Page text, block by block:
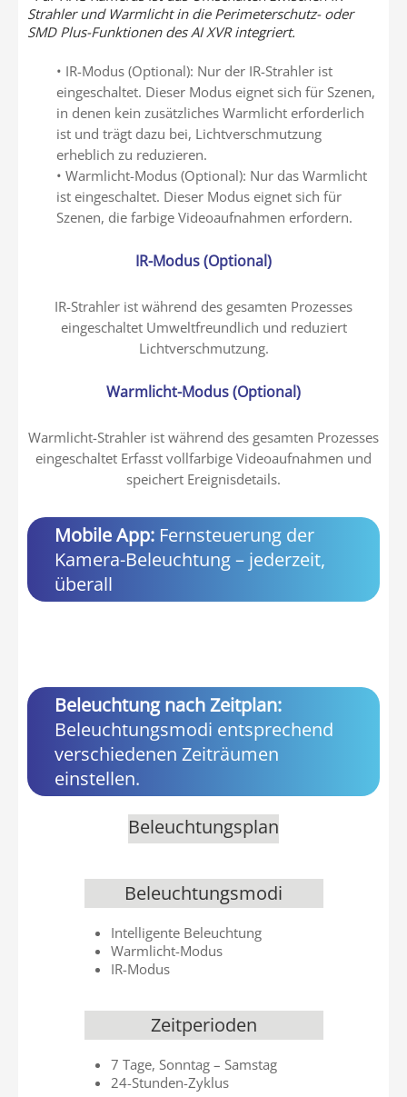
Strahler und Warmlicht in die Perimeterschutz- oder
SMD Plus-Funktionen des AI XVR integriert.
• IR-Modus (Optional): Nur der IR-Strahler ist
eingeschaltet. Dieser Modus eignet sich für Szenen,
in denen kein zusätzliches Warmlicht erforderlich
ist und trägt dazu bei, Lichtverschmutzung
erheblich zu reduzieren.
• Warmlicht-Modus (Optional): Nur das Warmlicht
ist eingeschaltet. Dieser Modus eignet sich für
Szenen, die farbige Videoaufnahmen erfordern.
IR-Modus (Optional)
IR-Strahler ist während des gesamten Prozesses
eingeschaltet Umweltfreundlich und reduziert
Lichtverschmutzung.
Warmlicht-Modus (Optional)
Warmlicht-Strahler ist während des gesamten Prozesses
eingeschaltet Erfasst vollfarbige Videoaufnahmen und
speichert Ereignisdetails.
Mobile App:Fernsteuerung der
Kamera-Beleuchtung – jederzeit,
überall
Beleuchtung nach Zeitplan:
Beleuchtungsmodi entsprechend
verschiedenen Zeiträumen
einstellen.
Beleuchtungsplan
Beleuchtungsmodi
Intelligente Beleuchtung
Warmlicht-Modus
IR-Modus
Zeitperioden
7 Tage, Sonntag – Samstag
24-Stunden-Zyklus